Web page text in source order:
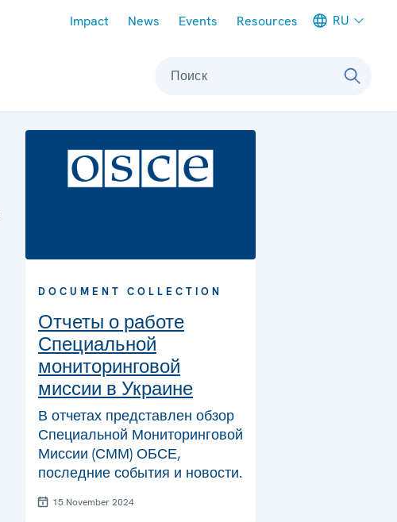
Impact News Events Resources RU
Поиск
DOCUMENT COLLECTION
Отчеты о работе
Специальной
мониторинговой
миссии в Украине
В отчетах представлен обзор
Специальной Мониторинговой
Миссии (СММ) ОБСЕ,
последние события и новости.
15 November 2024